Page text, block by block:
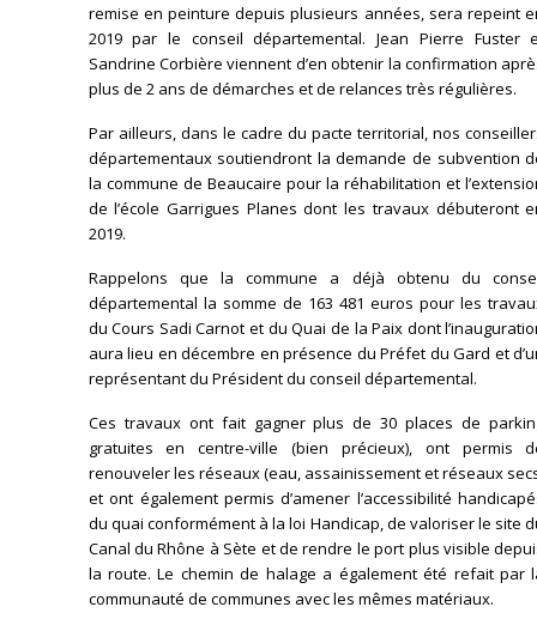
remise en peinture depuis plusieurs années, sera repeint
2019 par le conseil départemental. Jean Pierre Fuster
Sandrine Corbière viennent d’en obtenir la confirmation
plus de 2 ans de démarches et de relances très régulières.
Par ailleurs, dans le cadre du pacte territorial, nos
départementaux soutiendront la demande de subvention
la commune de Beaucaire pour la réhabilitation et
de l’école Garrigues Planes dont les travaux débuteront
2019.
Rappelons que la commune a déjà obtenu du
départemental la somme de 163 481 euros pour les
du Cours Sadi Carnot et du Quai de la Paix dont
aura lieu en décembre en présence du Préfet du Gard et
représentant du Président du conseil départemental.
Ces travaux ont fait gagner plus de 30 places de
gratuites en centre-ville (bien précieux), ont permis
renouveler les réseaux (eau, assainissement et réseaux
et ont également permis d’amener l’accessibilité
du quai conformément à la loi Handicap, de valoriser le site
Canal du Rhône à Sète et de rendre le port plus visible
la route. Le chemin de halage a également été refait par
communauté de communes avec les mêmes matériaux.